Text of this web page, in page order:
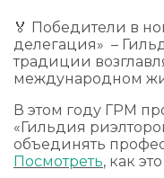
🏅 Победители в
делегация» –
традиции
международном
В этом году ГРМ
«Гильдия
объединять
Посмотреть, как